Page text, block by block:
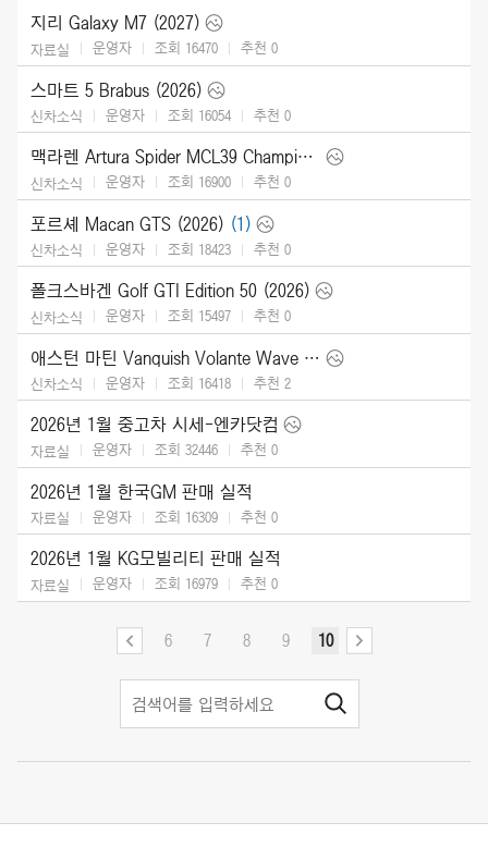
지리 Galaxy M7 (2027)
자료실 운영자 조회 16470 추천 0
스마트 5 Brabus (2026)
신차소식 운영자 조회 16054 추천 0
맥라렌 Artura Spider MCL39 Championship Edition (2026)
신차소식 운영자 조회 16900 추천 0
포르셰 Macan GTS (2026) (1)
신차소식 운영자 조회 18423 추천 0
폴크스바겐 Golf GTI Edition 50 (2026)
신차소식 운영자 조회 15497 추천 0
애스턴 마틴 Vanquish Volante Wave Edition (2026)
신차소식 운영자 조회 16418 추천 2
2026년 1월 중고차 시세-엔카닷컴
자료실 운영자 조회 32446 추천 0
2026년 1월 한국GM 판매 실적
자료실 운영자 조회 16309 추천 0
2026년 1월 KG모빌리티 판매 실적
자료실 운영자 조회 16979 추천 0
6 7 8 9 10